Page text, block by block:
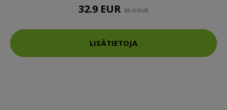
32.9 EUR 45.6 EUR
LISÄTIETOJA